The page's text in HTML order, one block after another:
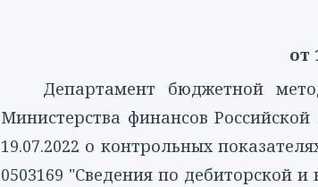
от
Департамент бюджетной
Министерства финансов
19.07.2022 о контрольных
0503169 "Сведения по дебиторской